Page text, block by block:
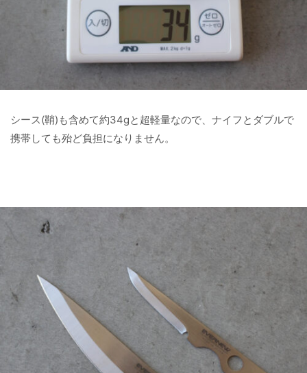
シース(鞘)も含めて約34gと超軽量なので、ナイフとダブルで
携帯しても殆ど負担になりません。